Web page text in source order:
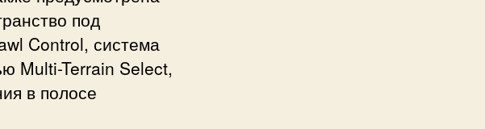
под
Control, система
Multi-Terrain Select,
в полосе